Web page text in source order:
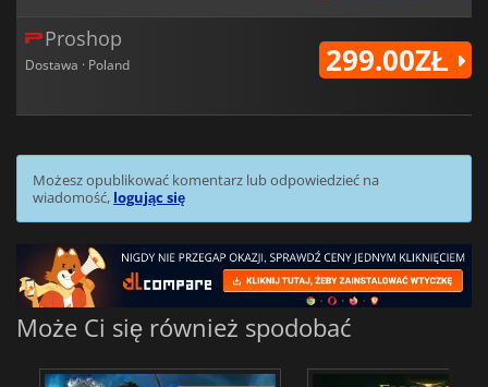
Proshop
Dostawa · Poland 299.00ZŁ
Możesz opublikować komentarz lub odpowiedzieć na
wiadomość, logując się
Może Ci się również spodobać